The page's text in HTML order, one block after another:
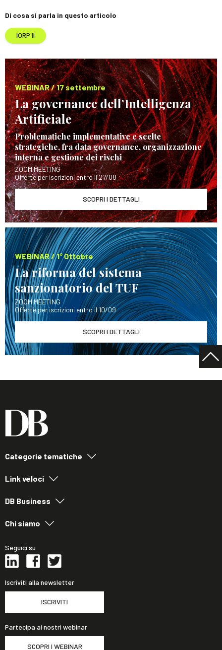
Di cosa si parla in questo articolo
IORP II
WEBINAR / 17 settembre
La governance dell’Intelligenza
Artificiale
Problematiche implementative e scelte
strategiche, fra data governance, organizzazione
interna e gestione dei rischi
ZOOM MEETING
Offerte per iscrizioni entro il 27/08
SCOPRI I DETTAGLI
WEBINAR / 1° Ottobre
La riforma del sistema
sanzionatorio del TUF
ZOOM MEETING
Offerte per iscrizioni entro il 10/09
SCOPRI I DETTAGLI
Categorie tematiche
Link veloci
DB Business
Chi siamo
Seguici su
Iscriviti alla newsletter
ISCRIVITI
Partecipa ai nostri webinar
SCOPRI I WEBINAR